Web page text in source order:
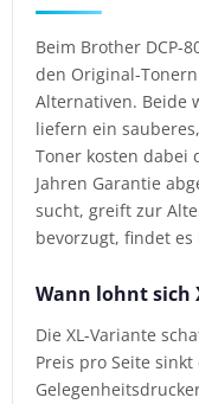
Beim Brother DCP-
den Original-
Alternativen. Beide
liefern ein
Toner kosten dabei
Jahren Garantie
sucht, greift zur
bevorzugt, findet
Wann lohnt sich
Die XL-Variante
Preis pro Seite